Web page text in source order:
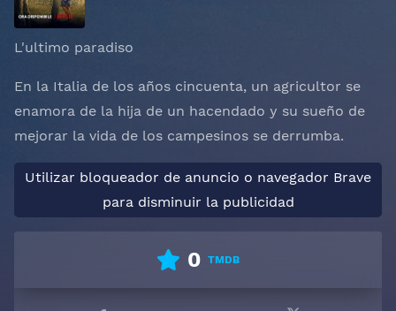
L'ultimo paradiso
En la Italia de los años cincuenta, un agricultor se
enamora de la hija de un hacendado y su sueño de
mejorar la vida de los campesinos se derrumba.
Utilizar bloqueador de anuncio o navegador Brave
para disminuir la publicidad
0 TMDB